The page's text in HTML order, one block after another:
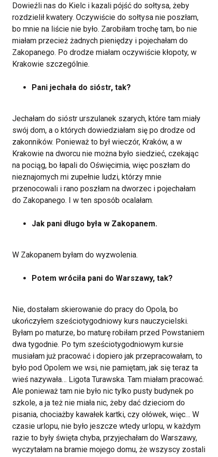
Dowieźli nas do Kielc i kazali pójść do sołtysa, żeby
rozdzielił kwatery. Oczywiście do sołtysa nie poszłam,
bo mnie na liście nie było. Zarobiłam trochę tam, bo nie
miałam przecież żadnych pieniędzy i pojechałam do
Zakopanego. Po drodze miałam oczywiście kłopoty, w
Krakowie szczególnie.
Pani jechała do sióstr, tak?
Jechałam do sióstr urszulanek szarych, które tam miały
swój dom, a o których dowiedziałam się po drodze od
zakonników. Ponieważ to był wieczór, Kraków, a w
Krakowie na dworcu nie można było siedzieć, czekając
na pociąg, bo łapali do Oświęcimia, więc poszłam do
nieznajomych mi zupełnie ludzi, którzy mnie
przenocowali i rano poszłam na dworzec i pojechałam
do Zakopanego. I w ten sposób ocalałam.
Jak pani długo była w Zakopanem.
W Zakopanem byłam do wyzwolenia.
Potem wróciła pani do Warszawy, tak?
Nie, dostałam skierowanie do pracy do Opola, bo
ukończyłem sześciotygodniowy kurs nauczycielski.
Byłam po maturze, bo maturę robiłam przed Powstaniem
dwa tygodnie. Po tym sześciotygodniowym kursie
musiałam już pracować i dopiero jak przepracowałam, to
było pod Opolem we wsi, nie pamiętam, jak się teraz ta
wieś nazywała… Ligota Turawska. Tam miałam pracować.
Ale ponieważ tam nie było nic tylko pusty budynek po
szkole, a ja też nie miała nic, żeby dać dzieciom do
pisania, chociażby kawałek kartki, czy ołówek, więc… W
czasie urlopu, nie było jeszcze wtedy urlopu, w każdym
razie to były święta chyba, przyjechałam do Warszawy,
wyczytałam na bramie mojego domu, że wszyscy zostali